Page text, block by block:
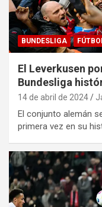
BUNDESLIGA
El Leverkusen
Bundesliga
14 de abril de 2024
El conjunto alemán
primera vez en su